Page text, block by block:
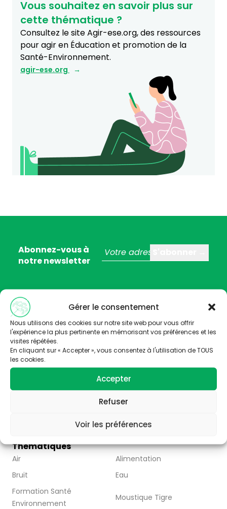
Gérer le consentement
Nous utilisons des cookies sur notre site web pour vous offrir
l'expérience la plus pertinente en mémorisant vos préférences et les
visites répétées.
En cliquant sur « Accepter », vous consentez à l'utilisation de TOUS
les cookies.
Accepter
Refuser
Voir les préférences
Vous souhaitez en savoir plus sur
cette thématique ?
Consultez le site Agir-ese.org, des ressources
pour agir en Éducation et promotion de la
Santé-Environnement.
agir-ese.org
Abonnez-vous à
notre newsletter
Trois stratégies éditoriales :
– valoriser la thématique santé-environnement
– faire connaître les acteurs de Nouvelle Aquitaine
– Partager l’information disponible à travers la
publication d’articles, de vidéos et de ressources
Thématiques
Air
Alimentation
Bruit
Eau
Formation Santé
Environnement
Moustique Tigre